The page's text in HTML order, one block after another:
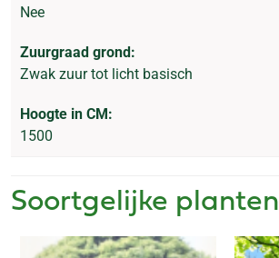
Nee
Zuurgraad grond:
Zwak zuur tot licht basisch
Hoogte in CM:
1500
Soortgelijke planten